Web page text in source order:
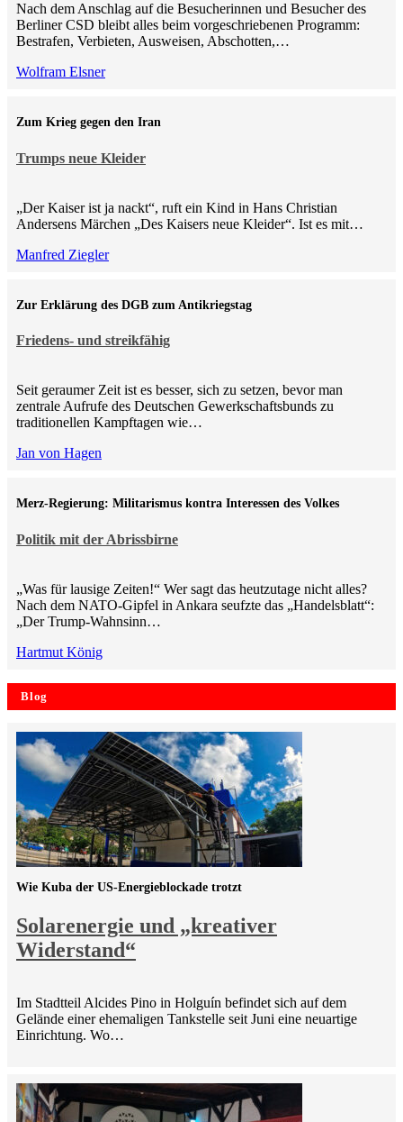
Nach dem Anschlag auf die Besucherinnen und Besucher des
Berliner CSD bleibt alles beim vorgeschriebenen Programm:
Bestrafen, Verbieten, Ausweisen, Abschotten,…
Wolfram Elsner
Trumps neue Kleider
Zum Krieg gegen den Iran
„Der Kaiser ist ja nackt“, ruft ein Kind in Hans Christian
Andersens Märchen „Des Kaisers neue Kleider“. Ist es mit…
Manfred Ziegler
Friedens- und streikfähig
Zur Erklärung des DGB zum Antikriegstag
Seit geraumer Zeit ist es besser, sich zu setzen, bevor man
zentrale Aufrufe des Deutschen Gewerkschaftsbunds zu
traditionellen Kampftagen wie…
Jan von Hagen
Politik mit der Abrissbirne
Merz-Regierung: Militarismus kontra Inte­ressen des Volkes
„Was für lausige Zeiten!“ Wer sagt das heutzutage nicht alles?
Nach dem NATO-Gipfel in Ankara seufzte das „Handelsblatt“:
„Der Trump-Wahnsinn…
Hartmut König
Blog
Solarenergie und „kreativer
Widerstand“
Wie Kuba der US-Energieblockade trotzt
Im Stadtteil Alcides Pino in Holguín befindet sich auf dem
Gelände einer ehemaligen Tankstelle seit Juni eine neuartige
Einrichtung. Wo…